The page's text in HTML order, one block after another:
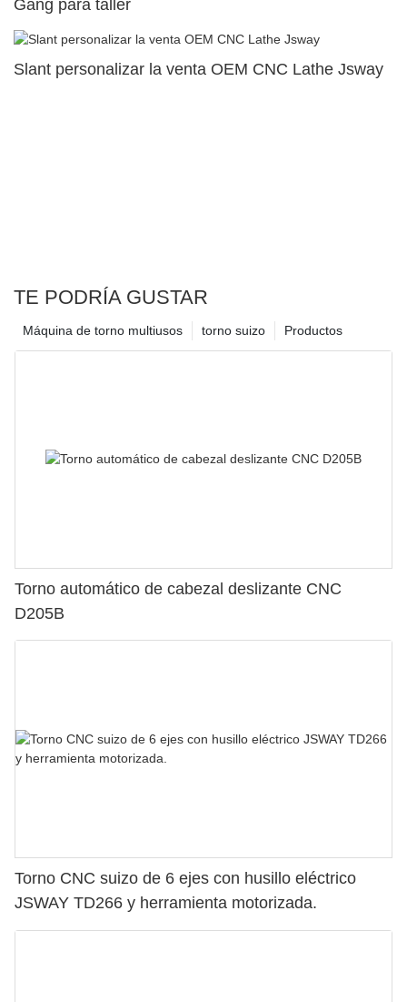
Gang para taller
Slant personalizar la venta OEM CNC Lathe Jsway
TE PODRÍA GUSTAR
Productos
torno suizo
Máquina de torno multiusos
Torno automático de cabezal deslizante CNC
D205B
Torno CNC suizo de 6 ejes con husillo eléctrico
JSWAY TD266 y herramienta motorizada.